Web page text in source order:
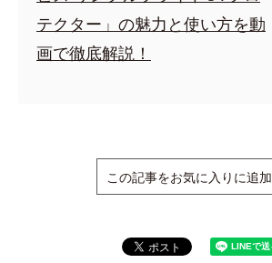
テクター」の魅力と使い方を動
画で徹底解説！
この記事をお気に入りに追加